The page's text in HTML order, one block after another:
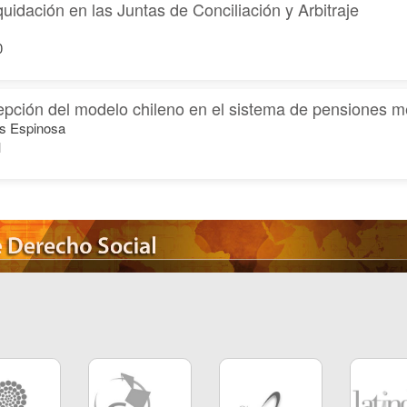
en las Juntas de Conciliación y Arbitraje
del modelo chileno en el sistema de pensiones
Espinosa